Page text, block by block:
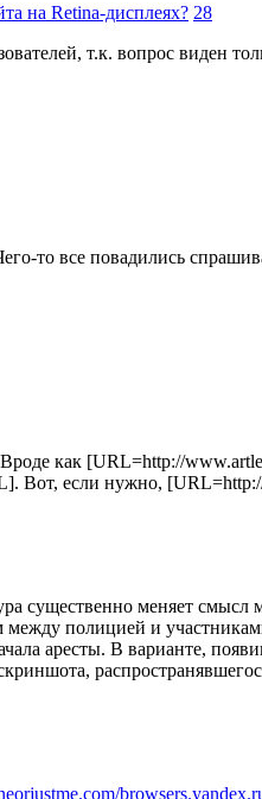
на Retina-дисплеях? 28
т.к. вопрос виден
то все повадились
как [URL=http://
Вот, если нужно,
существенно меняет
полицией и
аресты. В варианте,